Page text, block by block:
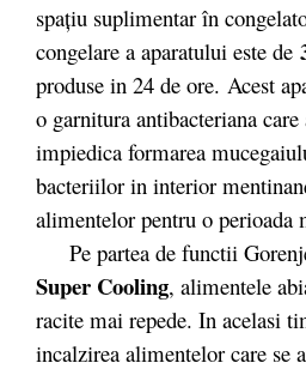
spațiu suplimentar în
congelare a aparatului este de
produse in 24 de ore. Acest
o garnitura antibacteriana
impiedica formarea
bacteriilor in interior
alimentelor pentru o perioada
Pe partea de functii
Super Cooling, alimentele
racite mai repede. In acelasi
incalzirea alimentelor care se